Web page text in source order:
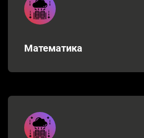
Математика